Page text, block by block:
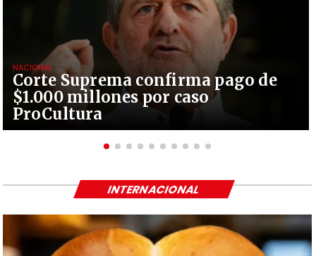
Corte Suprema confirma pago de
$1.000 millones por caso
ProCultura
NACIONAL
INTERNACIONAL